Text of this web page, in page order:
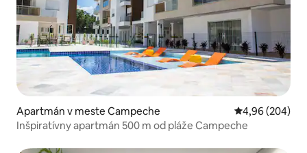
Apartmán v meste Campeche Priemerné
4,96 (204)
Inšpiratívny apartmán 500 m od pláže Campeche